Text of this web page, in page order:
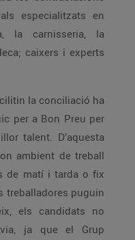
especialitzats en
la carnisseria, la
caixers i experts
la conciliació ha
per a Bon Preu per
talent. D’aquesta
ambient de treball
de matí i tarda o fix
treballadores puguin
els candidats no
ja que el Grup